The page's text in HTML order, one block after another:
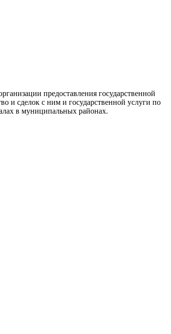
предоставления государственной
и сделок с ним и государственной услуги по
в муниципальных районах.